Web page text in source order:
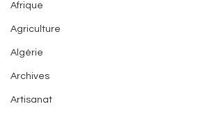
Afrique
Agriculture
Algérie
Archives
Artisanat